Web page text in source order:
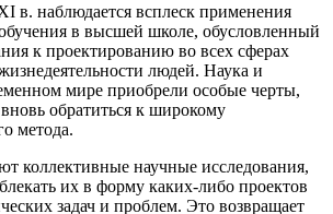
в. наблюдается всплеск применения
в высшей школе, обусловленный
к проектированию во всех сферах
людей. Наука и
мире приобрели особые черты,
обратиться к широкому
метода.
коллективные научные исследования,
их в форму каких-либо проектов
задач и проблем. Это возвращает